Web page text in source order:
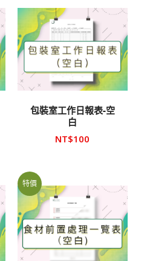
包裝室工作日報表-空
白
NT$100
特價